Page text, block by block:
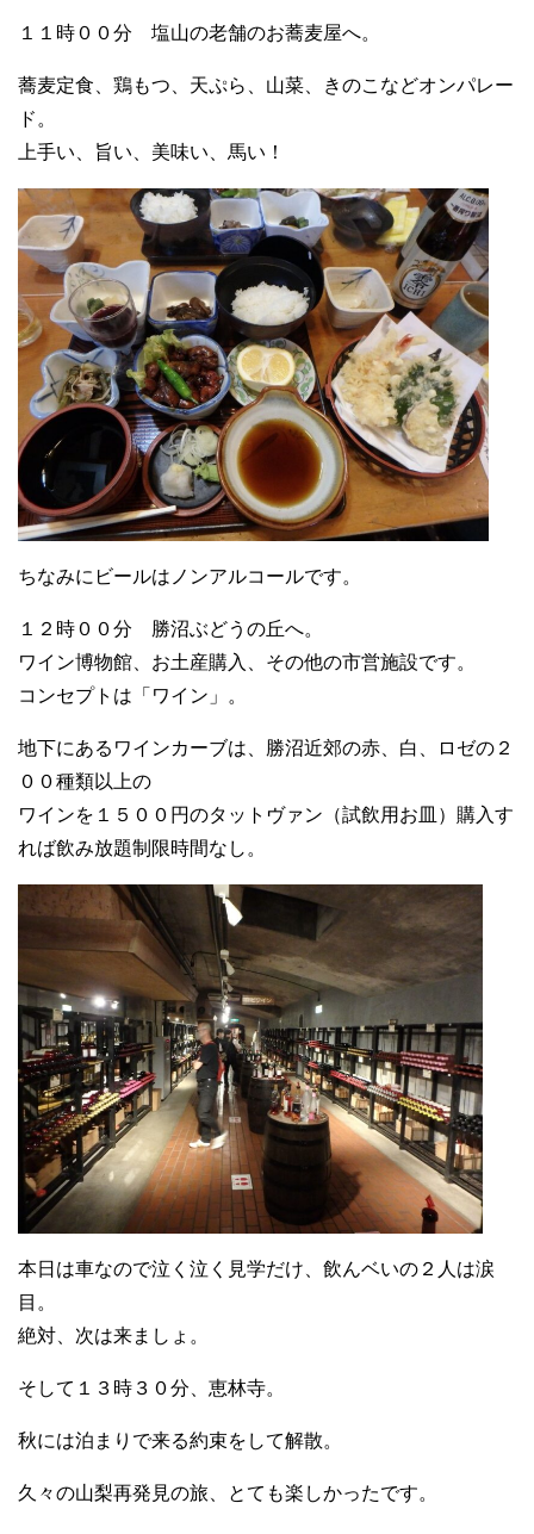
１１時００分 塩山の老舗のお蕎麦屋へ。
蕎麦定食、鶏もつ、天ぷら、山菜、きのこなどオンパレー
ド。
上手い、旨い、美味い、馬い！
ちなみにビールはノンアルコールです。
１２時００分 勝沼ぶどうの丘へ。
ワイン博物館、お土産購入、その他の市営施設です。
コンセプトは「ワイン」。
地下にあるワインカーブは、勝沼近郊の赤、白、ロゼの２
００種類以上の
ワインを１５００円のタットヴァン（試飲用お皿）購入す
れば飲み放題制限時間なし。
本日は車なので泣く泣く見学だけ、飲んベいの２人は涙
目。
絶対、次は来ましょ。
そして１３時３０分、恵林寺。
秋には泊まりで来る約束をして解散。
久々の山梨再発見の旅、とても楽しかったです。